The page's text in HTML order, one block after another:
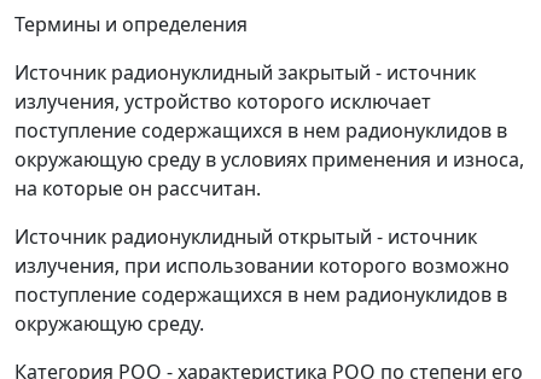
Термины и определения
Источник радионуклидный закрытый - источник
излучения, устройство которого исключает
поступление содержащихся в нем радионуклидов в
окружающую среду в условиях применения и износа,
на которые он рассчитан.
Источник радионуклидный открытый - источник
излучения, при использовании которого возможно
поступление содержащихся в нем радионуклидов в
окружающую среду.
Категория РОО - характеристика РОО по степени его